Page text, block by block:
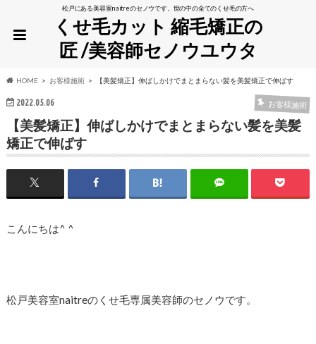
松戸にある美容室naitreのセノウです。世の中の全てのくせ毛の方へ
くせ毛カット 縮毛矯正の
匠 /美容師セノウユウタ
HOME お客様施術 【美髪矯正】伸ばしかけでまとまらない髪を美髪矯正で伸ばす
2022.05.06 お客様施術
【美髪矯正】伸ばしかけでまとまらない髪を美髪
矯正で伸ばす
こんにちは^ ^
松戸美容室naitreのくせ毛専属美容師のセノウです。